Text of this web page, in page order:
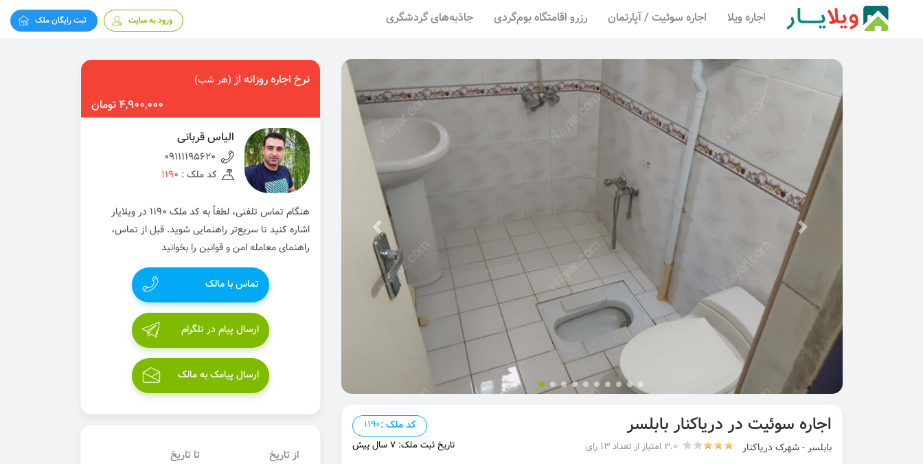
اجاره ویلا اجاره سوئیت / آپارتمان رزرو اقامتگاه بوم‌گردی جاذبه‌های گردشگری ورود به سایت ثبت رایگان ملک
اجاره سوئیت در دریاکنار بابلسر کد ملک :1190
بابلسر - شهرک دریاکنار 3.0 امتیاز از تعداد 13 رای تاریخ ثبت ملک: 7 سال پیش
نرخ اجاره روزانه از(هر شب)
4,900,000 تومان
الیاس قربانی
09111195620
کد ملک : 1190
هنگام تماس تلفنی، لطفاً به کد ملک 1190 در ویلایار
اشاره کنید تا سریع‌تر راهنمایی شوید. قبل از تماس،
راهنمای معامله امن و قوانین را بخوانید
تماس با مالک
ارسال پیام در تلگرام
ارسال پیامک به مالک
از تاریخ تا تاریخ